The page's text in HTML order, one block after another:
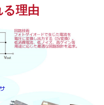
理由